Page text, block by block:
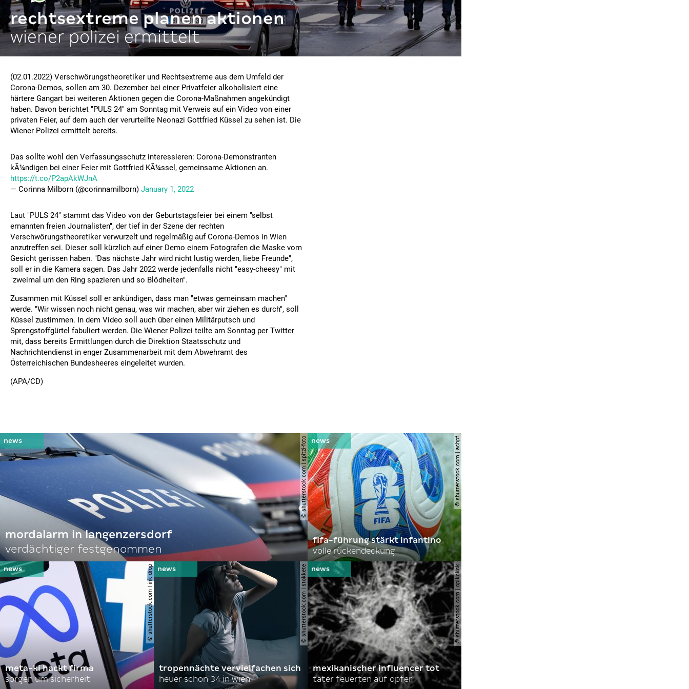
rechtsextreme planen aktionen
wiener polizei ermittelt
(02.01.2022) Verschwörungstheoretiker und Rechtsextreme aus dem Umfeld der
Corona-Demos, sollen am 30. Dezember bei einer Privatfeier alkoholisiert eine
härtere Gangart bei weiteren Aktionen gegen die Corona-Maßnahmen angekündigt
haben. Davon berichtet "PULS 24" am Sonntag mit Verweis auf ein Video von einer
privaten Feier, auf dem auch der verurteilte Neonazi Gottfried Küssel zu sehen ist. Die
Wiener Polizei ermittelt bereits.
Das sollte wohl den Verfassungsschutz interessieren: Corona-Demonstranten
kÃ¼ndigen bei einer Feier mit Gottfried KÃ¼ssel, gemeinsame Aktionen an.
https://t.co/P2apAkWJnA
— Corinna Milborn (@corinnamilborn) January 1, 2022
Laut "PULS 24" stammt das Video von der Geburtstagsfeier bei einem "selbst
ernannten freien Journalisten", der tief in der Szene der rechten
Verschwörungstheoretiker verwurzelt und regelmäßig auf Corona-Demos in Wien
anzutreffen sei. Dieser soll kürzlich auf einer Demo einem Fotografen die Maske vom
Gesicht gerissen haben. "Das nächste Jahr wird nicht lustig werden, liebe Freunde",
soll er in die Kamera sagen. Das Jahr 2022 werde jedenfalls nicht "easy-cheesy" mit
"zweimal um den Ring spazieren und so Blödheiten".
Zusammen mit Küssel soll er ankündigen, dass man "etwas gemeinsam machen"
werde. "Wir wissen noch nicht genau, was wir machen, aber wir ziehen es durch", soll
Küssel zustimmen. In dem Video soll auch über einen Militärputsch und
Sprengstoffgürtel fabuliert werden. Die Wiener Polizei teilte am Sonntag per Twitter
mit, dass bereits Ermittlungen durch die Direktion Staatsschutz und
Nachrichtendienst in enger Zusammenarbeit mit dem Abwehramt des
Österreichischen Bundesheeres eingeleitet wurden.
(APA/CD)
© shutterstock.com | spitzi-foto
mordalarm in langenzersdorf
verdächtiger festgenommen
© shutterstock.com | achpf
fifa-führung stärkt infantino
volle rückendeckung
© shutterstock.com | ink drop
meta-ki hackt firma
sorgen um sicherheit
© shutterstock.com | stokkete
tropennächte vervielfachen sich
heuer schon 34 in wien
© shutterstock.com | opikckck
mexikanischer influencer tot
täter feuerten auf opfer